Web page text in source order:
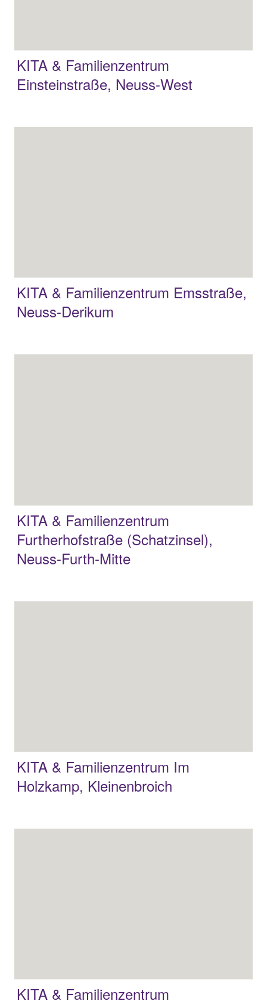
KITA & Familienzentrum
Einsteinstraße, Neuss-West
KITA & Familienzentrum Emsstraße,
Neuss-Derikum
KITA & Familienzentrum
Furtherhofstraße (Schatzinsel),
Neuss-Furth-Mitte
KITA & Familienzentrum Im
Holzkamp, Kleinenbroich
KITA & Familienzentrum